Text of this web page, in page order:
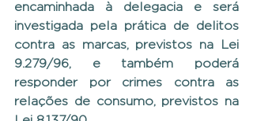
encaminhada à delegacia e será
investigada pela prática de delitos
contra as marcas, previstos na Lei
9.279/96, e também poderá
responder por crimes contra as
relações de consumo, previstos na